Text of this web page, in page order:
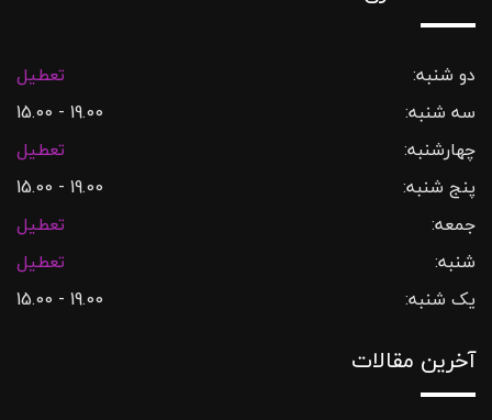
دو شنبه:
تعطیل
سه شنبه:
19.00 - 15.00
چهارشنبه:
تعطیل
پنج شنبه:
19.00 - 15.00
جمعه:
تعطیل
شنبه:
تعطیل
یک شنبه:
19.00 - 15.00
آخرین مقالات